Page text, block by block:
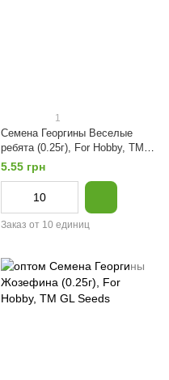
1
Семена Георгины Веселые
ребята (0.25г), For Hobby, TM
GL Seeds
5.55 грн
Заказ от 10 единиц